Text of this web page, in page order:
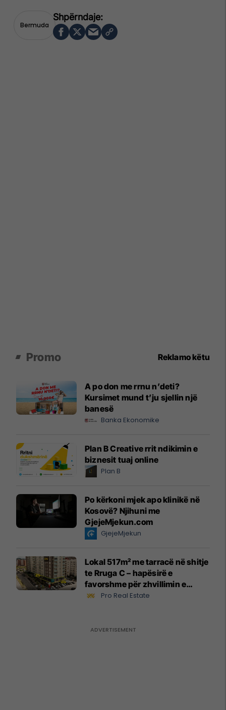
Bermuda
Promo Reklamo këtu
A po don me rrnu n’deti?
Kursimet mund t’ju sjellin një
banesë
Banka Ekonomike
Plan B Creative rrit ndikimin e
biznesit tuaj online
Plan B
Po kërkoni mjek apo klinikë në
Kosovë? Njihuni me
GjejeMjekun.com
GjejeMjekun
Lokal 517m² me tarracë në shitje
te Rruga C – hapësirë e
favorshme për zhvillimin e
biznesit #15796
Pro Real Estate